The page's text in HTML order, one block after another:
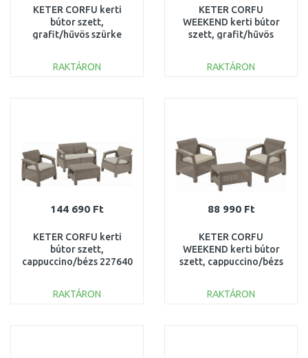
KETER CORFU kerti
bútor szett,
grafit/hűvös szürke
RAKTÁRON
KETER CORFU
WEEKEND kerti bútor
szett, grafit/hűvös
(17197786)
RAKTÁRON
144 690 Ft
KETER CORFU kerti
bútor szett,
cappuccino/bézs 227640
RAKTÁRON
88 990 Ft
KETER CORFU
WEEKEND kerti bútor
szett, cappuccino/bézs
RAKTÁRON